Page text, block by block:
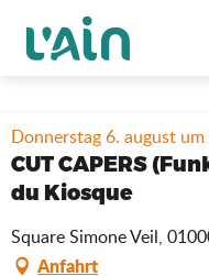
contenu
Startseite
Agenda & Neuheiten
CUT CAPERS (Funk, jazz,
Donnerstag 6. august
CUT CAPERS
du Kiosque
Square Simone Veil,
Anfahrt